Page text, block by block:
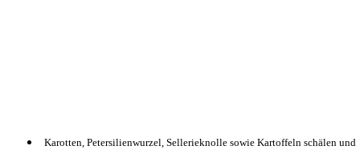
Karotten, Petersilienwurzel, Sellerieknolle sowie Kartoffeln schälen und